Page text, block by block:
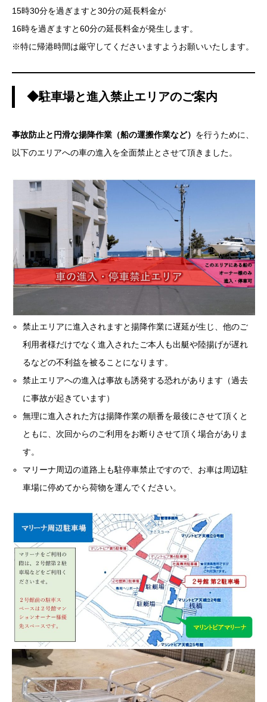
15時30分を過ぎますと30分の延長料金が
16時を過ぎますと60分の延長料金が発生します。
※特に帰港時間は厳守してくださいますようお願いいたします。
◆駐車場と進入禁止エリアのご案内
事故防止と円滑な揚降作業（船の運搬作業など） を行うために、
以下のエリアへの車の進入を全面禁止とさせて頂きました。
禁止エリアに進入されますと揚降作業に遅延が生じ、他のご
利用者様だけでなく進入されたご本人も出艇や陸揚げが遅れ
るなどの不利益を被ることになります。
禁止エリアへの進入は事故も誘発する恐れがあります（過去
に事故が起きています）
無理に進入された方は揚降作業の順番を最後にさせて頂くと
ともに、次回からのご利用をお断りさせて頂く場合がありま
す。
マリーナ周辺の道路上も駐停車禁止ですので、お車は周辺駐
車場に停めてから荷物を運んでください。